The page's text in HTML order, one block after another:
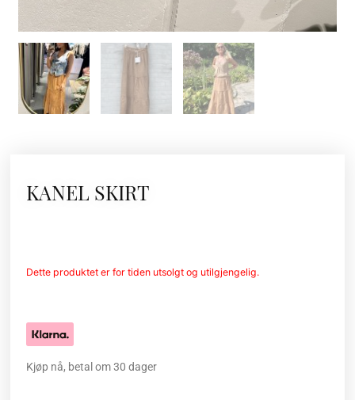
KANEL SKIRT
Dette produktet er for tiden utsolgt og utilgjengelig.
Kjøp nå, betal om 30 dager